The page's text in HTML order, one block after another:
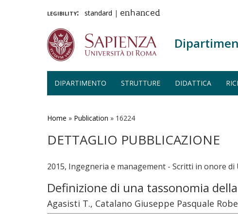
legibility: standard | enhanced
DIPARTIMENTO STRUTTURE DIDATTICA
Home » Publication » 16224
DETTAGLIO PUBBLICAZIONE
2015, Ingegneria e management - Scritti in onore
Definizione di una tassonomia
Agasisti T., Catalano Giuseppe Pasquale